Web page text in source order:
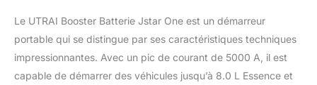
adapté aux SUV,
voitures, motos,
scooters, tracteurs,
tondeuses à gazon, etc.
【Charge Rapide 3.0】-
Le UTRAI Booster Batterie Jstar One est un démarreur
portable qui se distingue par ses caractéristiques techniques
impressionnantes. Avec un pic de courant de 5000 A, il est
capable de démarrer des véhicules jusqu’à 8.0 L Essence et